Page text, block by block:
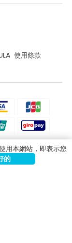
使用條款
用本網站，即表示您
的